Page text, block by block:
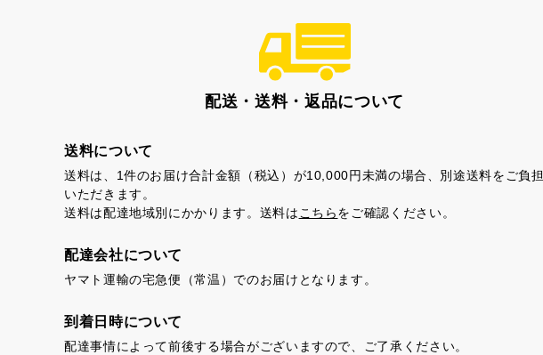
配送・送料・返品について
送料について
送料は、1件のお届け合計金額（税込）が10,000円未満の場合、別途送料をご負担
いただきます。
送料は配達地域別にかかります。送料はこちらをご確認ください。
配達会社について
ヤマト運輸の宅急便（常温）でのお届けとなります。
到着日時について
配達事情によって前後する場合がございますので、ご了承ください。